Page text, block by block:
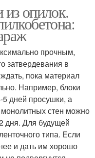
опилок.
прочным,
затвердевания в
пока материал
Например, блоки
дней просушки, а
стен можно
дня. Для будущей
типа. Если
и дать им хорошо